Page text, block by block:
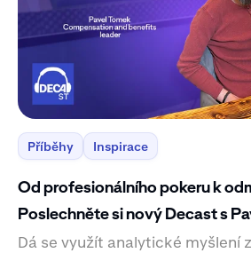
Příběhy Inspirace
Od profesionálního pokeru k
Poslechněte si nový Decast s
Dá se využít analytické myšlení